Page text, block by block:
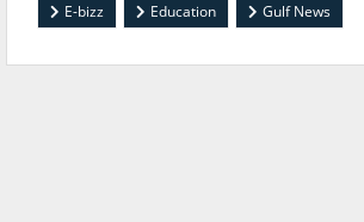
E-bizz
Education Gulf News